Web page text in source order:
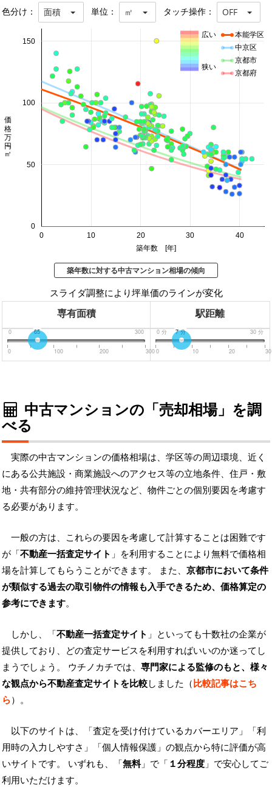
色分け： 面積 単位： ㎡ タッチ操作： OFF
0 10 20 30 40
0
50
100
150
築年数 [年]
価格 万円/㎡
本能学区
中京区
京都市
京都府
広い
狭い
築年数に対する中古マンション相場の傾向
スライダ調整により坪単価のラインが変化
専有面積 駅距離
0 300
65
0 100 200 300
0 分 30 分
7分
0 10 20 30
中古マンションの「売却相場」を調
べる
実際の中古マンションの価格相場は、学区等の周辺環境、近く
にある公共施設・商業施設へのアクセス等の立地条件、住戸・敷
地・共有部分の維持管理状況など、物件ごとの個別要因を考慮す
る必要があります。
一般の方は、これらの要因を考慮して計算することは困難です
が「不動産一括査定サイト 」を利用することにより無料で価格相
場を計算してもらうことができます。 また、 京都市において条件
が類似する過去の取引物件の情報も入手できるため、価格算定の
参考にできます。
しかし、「不動産一括査定サイト 」といっても十数社の企業が
提供しており、どの査定サービスを利用すればいいのか迷ってし
まうでしょう。 ウチノカチでは、 専門家による監修のもと、様々
な観点から不動産査定サイトを比較しました（比較記事はこち
ら）。
以下のサイトは、「査定を受け付けているカバーエリア」「利
用時の入力しやすさ」「個人情報保護」の観点から特に評価が高
いサイトです。 いずれも、「無料」で「 １分程度 」で安心してご
利用いただけます。